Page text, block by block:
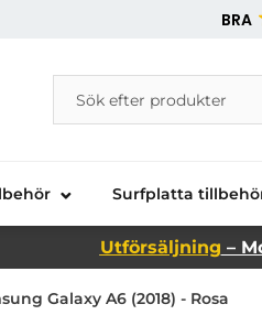
BRA
Telecom AB
Sök
Sök på Danira Telecom
Surfplatta
Utförsäljning –
Galaxy A6 (2018) - Rosa